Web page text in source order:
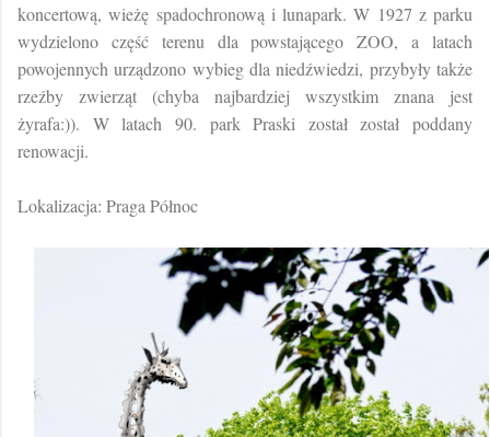
koncertową, wieżę spadochronową i lunapark. W 1927 z parku
wydzielono część terenu dla powstającego ZOO, a latach
powojennych urządzono wybieg dla niedźwiedzi, przybyły także
rzeźby zwierząt (chyba najbardziej wszystkim znana jest
żyrafa:)). W latach 90. park Praski został został poddany
renowacji.
Lokalizacja: Praga Północ